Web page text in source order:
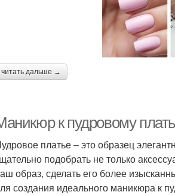
читать дальше →
к пудровому
платье – это образец
подобрать не только
образ, сделать его более
создания идеального маникюра к